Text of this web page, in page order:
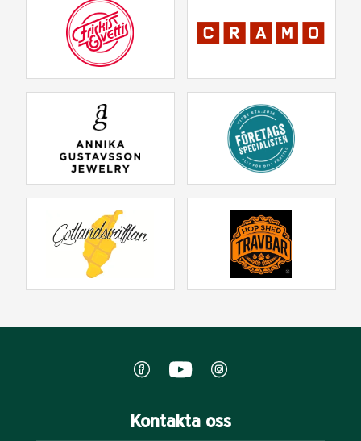
Kontakta oss